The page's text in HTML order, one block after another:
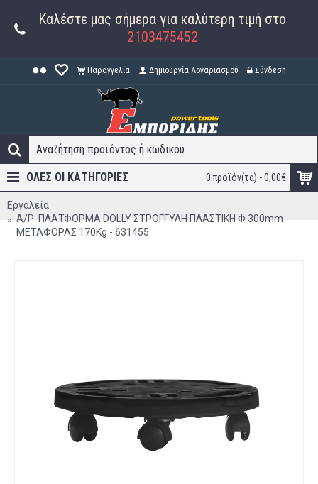
Καλέστε μας σήμερα για καλύτερη τιμή στο
2103475452
Παραγγελία Δημιουργία Λογαριασμού Σύνδεση
0 προϊόν(τα) - 0,00€
ΟΛΕΣ ΟΙ ΚΑΤΗΓΟΡΊΕΣ
Εργαλεία
A/P: ΠΛΑΤΦΟΡΜΑ DOLLY ΣΤΡΟΓΓΥΛΗ ΠΛΑΣΤΙΚΗ Φ 300mm
ΜΕΤΑΦΟΡΑΣ 170Kg - 631455